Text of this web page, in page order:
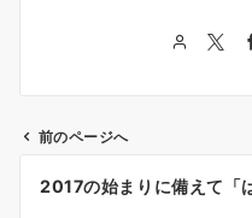
投
前のページへ
2017の始まりに備えて「